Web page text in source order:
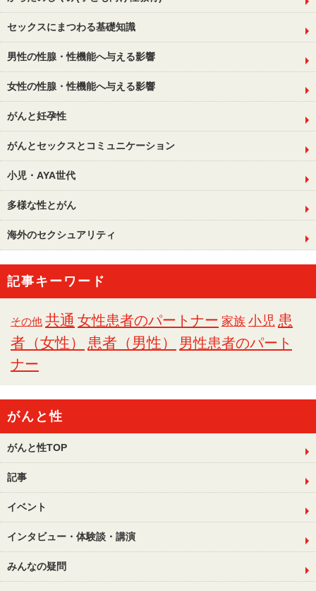
セックスにまつわる基礎知識
男性の性腺・性機能へ与える影響
女性の性腺・性機能へ与える影響
がんと妊孕性
がんとセックスとコミュニケーション
小児・AYA世代
多様な性とがん
海外のセクシュアリティ
記事キーワード
その他 共通 女性患者のパートナー 家族 小児 患
者（女性）
患者（男性）
男性患者のパート
ナー
がんと性
がんと性TOP
記事
イベント
インタビュー・体験談・講演
みんなの疑問